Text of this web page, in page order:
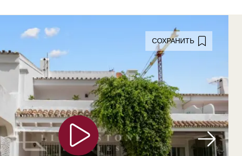
СОХРАНИТЬ